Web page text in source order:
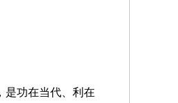
是功在当代、利在